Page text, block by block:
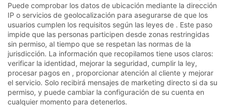
Puede comprobar los datos de ubicación mediante la dirección
IP o servicios de geolocalización para asegurarse de que los
usuarios cumplen los requisitos según las leyes de . Este paso
impide que las personas participen desde zonas restringidas
sin permiso, al tiempo que se respetan las normas de la
jurisdicción. La información que recopilamos tiene usos claros:
verificar la identidad, mejorar la seguridad, cumplir la ley,
procesar pagos en , proporcionar atención al cliente y mejorar
el servicio. Solo recibirá mensajes de marketing directo si da su
permiso, y puede cambiar la configuración de su cuenta en
cualquier momento para detenerlos.